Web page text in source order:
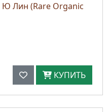
Ю Лин (Rare Organic
КУПИТЬ